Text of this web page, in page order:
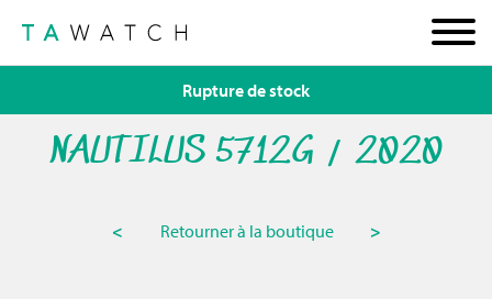
NAUTILUS 5712G / 2020
< Retourner à la boutique >
Rupture de stock